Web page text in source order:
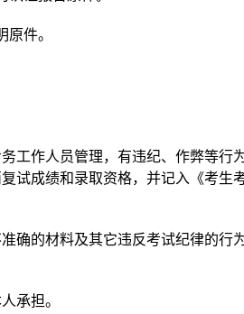
件。
工作人员管理，有违纪、作弊等
试成绩和录取资格，并记入《考
确的材料及其它违反考试纪律的
承担。